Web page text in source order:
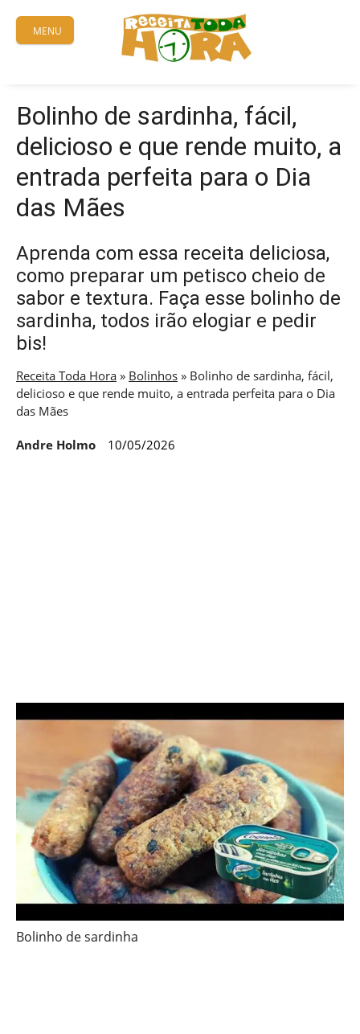
content
MENU
Bolinho de sardinha, fácil,
delicioso e que rende muito, a
entrada perfeita para o Dia
das Mães
Aprenda com essa receita deliciosa,
como preparar um petisco cheio de
sabor e textura. Faça esse bolinho de
sardinha, todos irão elogiar e pedir
bis!
Receita Toda Hora » Bolinhos » Bolinho de sardinha, fácil,
delicioso e que rende muito, a entrada perfeita para o Dia
das Mães
Andre Holmo 10/05/2026
Bolinho de sardinha